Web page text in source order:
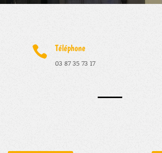

Téléphone
03 87 35 73 17